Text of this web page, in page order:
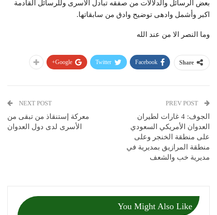
بعض الرسائل والدلالات من صفقه تبادل الأسرى وللرسائل القادمة
اكبر وأشمل وادهى توضيح وادق من سابقاتها.
وما النصر الا من عند الله
Share
Facebook
Twitter
Google+
الجوف: 4 غارات لطيران
العدوان الأمريكي السعودي
على منطقة الخنجر وعلى
منطقة المرازيق بمديرية في
مديرية خب والشعف
NEXT POST
معركة إستنقاذ من تبقى من
الأسرى لدى دول العدوان
You Might Also Like